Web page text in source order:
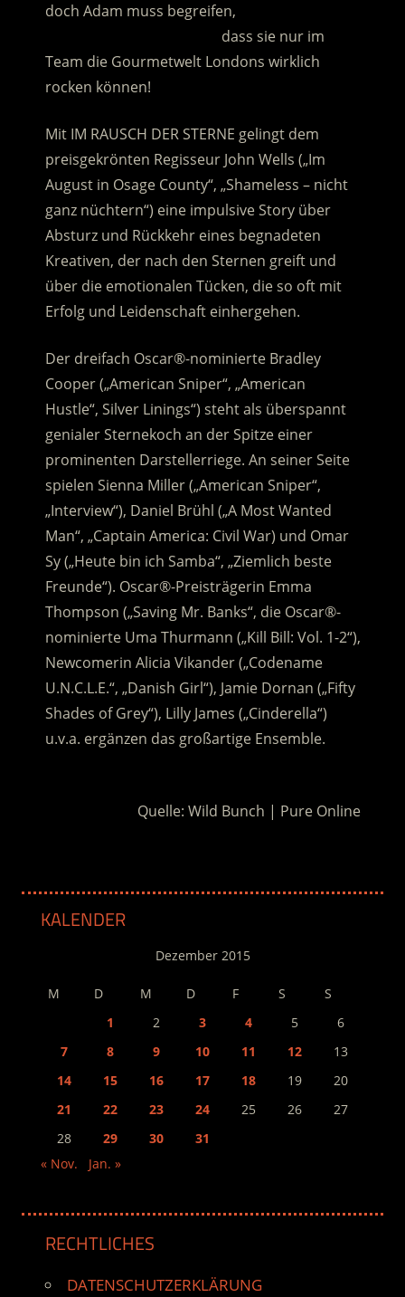
doch Adam muss begreifen,
dass sie nur im
Team die Gourmetwelt Londons wirklich
rocken können!
Mit IM RAUSCH DER STERNE gelingt dem
preisgekrönten Regisseur John Wells („Im
August in Osage County“, „Shameless – nicht
ganz nüchtern“) eine impulsive Story über
Absturz und Rückkehr eines begnadeten
Kreativen, der nach den Sternen greift und
über die emotionalen Tücken, die so oft mit
Erfolg und Leidenschaft einhergehen.
Der dreifach Oscar®-nominierte Bradley
Cooper („American Sniper“, „American
Hustle“, Silver Linings“) steht als überspannt
genialer Sternekoch an der Spitze einer
prominenten Darstellerriege. An seiner Seite
spielen Sienna Miller („American Sniper“,
„Interview“), Daniel Brühl („A Most Wanted
Man“, „Captain America: Civil War) und Omar
Sy („Heute bin ich Samba“, „Ziemlich beste
Freunde“). Oscar®-Preisträgerin Emma
Thompson („Saving Mr. Banks“, die Oscar®-
nominierte Uma Thurmann („Kill Bill: Vol. 1-2“),
Newcomerin Alicia Vikander („Codename
U.N.C.L.E.“, „Danish Girl“), Jamie Dornan („Fifty
Shades of Grey“), Lilly James („Cinderella“)
u.v.a. ergänzen das großartige Ensemble.
Quelle: Wild Bunch | Pure Online
KALENDER
Dezember 2015
M D M D F S
S
1
2 3 4 5
6
7
8 9 10 11 12
13
14
15 16 17 18 19
20
21
22 23 24 25 26
27
28
29 30
31
« Nov.
Jan. »
RECHTLICHES
DATENSCHUTZERKLÄRUNG